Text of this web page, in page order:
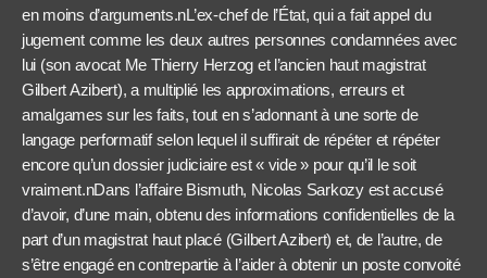
en moins d’arguments.nL’ex-chef de l’État, qui a fait appel du
jugement comme les deux autres personnes condamnées avec
lui (son avocat Me Thierry Herzog et l’ancien haut magistrat
Gilbert Azibert), a multiplié les approximations, erreurs et
amalgames sur les faits, tout en s’adonnant à une sorte de
langage performatif selon lequel il suffirait de répéter et répéter
encore qu’un dossier judiciaire est « vide » pour qu’il le soit
vraiment.nDans l’affaire Bismuth, Nicolas Sarkozy est accusé
d’avoir, d’une main, obtenu des informations confidentielles de la
part d’un magistrat haut placé (Gilbert Azibert) et, de l’autre, de
s’être engagé en contrepartie à l’aider à obtenir un poste convoité